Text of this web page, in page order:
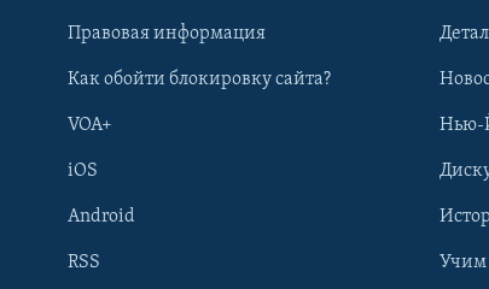
Правовая информация
Как обойти блокировку сайта?
VOA+
iOS
Android
RSS
Нью-
Учим